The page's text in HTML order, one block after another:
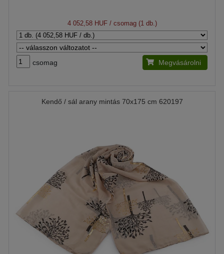
4 052,58 HUF/ csomag (1 db.)
csomag Megvásárolni
Kendő / sál arany mintás 70x175 cm 620197